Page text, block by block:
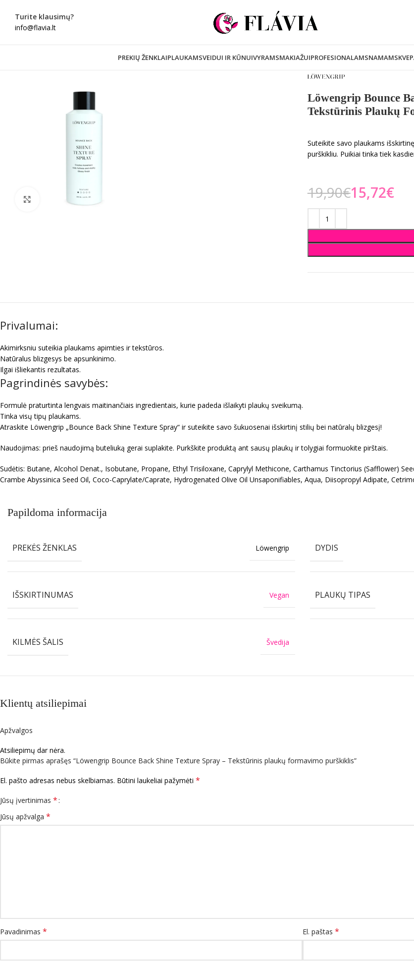
Turite klausimų?
info@flavia.lt
PREKIŲ ŽENKLAIPLAUKAMSVEIDUI IR KŪNUIVYRAMSMAKIAŽUIPROFESIONALAMSNAMAMS
Spustelėkite norėdami padidinti
Löwengrip Bounce
Tekstūrinis Plaukų
Suteikite savo plaukams
purškikliu. Puikiai tinka tiek
19,90€15,72€
Privalumai:
Akimirksniu suteikia plaukams apimties ir tekstūros.
Natūralus blizgesys be apsunkinimo.
Ilgai išliekantis rezultatas.
Pagrindinės savybės:
Formulė praturtinta lengvais maitinančiais ingredientais, kurie padeda išlaikyti plaukų sveikumą.
Tinka visų tipų plaukams.
Atraskite Löwengrip „Bounce Back Shine Texture Spray“ ir suteikite savo šukuosenai išskirtinį stilių bei natūralų blizgesį!
Naudojimas: prieš naudojimą buteliuką gerai suplakite. Purkškite produktą ant sausų plaukų ir tolygiai formuokite pirštais.
Sudėtis: Butane, Alcohol Denat., Isobutane, Propane, Ethyl Trisiloxane, Caprylyl Methicone, Carthamus Tinctorius (Safflower)
Crambe Abyssinica Seed Oil, Coco-Caprylate/Caprate, Hydrogenated Olive Oil Unsaponifiables, Aqua, Diisopropyl Adipate,
Papildoma informacija
PREKĖS ŽENKLAS Löwengrip DYDIS
IŠSKIRTINUMAS Vegan PLAUKŲ TIPAS
KILMĖS ŠALIS Švedija
Klientų atsiliepimai
Apžvalgos
Atsiliepimų dar nėra.
Būkite pirmas aprašęs “Löwengrip Bounce Back Shine Texture Spray – Tekstūrinis plaukų formavimo purškiklis”
El. pašto adresas nebus skelbiamas. Būtini laukeliai pažymėti *
Jūsų įvertinimas *
Jūsų apžvalga *
Pavadinimas * El. paštas *